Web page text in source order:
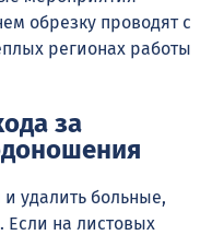
обрезку проводят с
регионах работы
за
удалить больные,
Если на листовых